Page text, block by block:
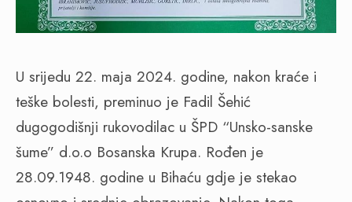
U srijedu 22. maja 2024. godine, nakon kraće i
teške bolesti, preminuo je Fadil Šehić
dugogodišnji rukovodilac u ŠPD “Unsko-sanske
šume” d.o.o Bosanska Krupa. Rođen je
28.09.1948. godine u Bihaću gdje je stekao